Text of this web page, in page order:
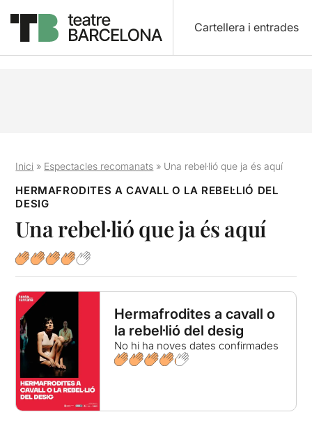
Cartellera i entrades
Inici » Espectacles recomanats » Una rebel·lió que ja és aquí
HERMAFRODITES A CAVALL O LA REBEL·LIÓ DEL
DESIG
Una rebel·lió que ja és aquí
Hermafrodites a cavall o
la rebel·lió del desig
No hi ha noves dates confirmades